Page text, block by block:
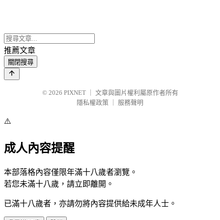
推薦文章
關閉搜尋
© 2026 PIXNET
文章與圖片權利屬原作者所有
隱私權政策
服務聲明
⚠️
成人內容提醒
本部落格內容僅限年滿十八歲者瀏覽。
若您未滿十八歲，請立即離開。
已滿十八歲者，亦請勿將內容提供給未成年人士。